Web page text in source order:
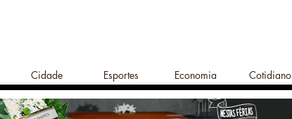
Cidade Esportes Economia Cotidiano